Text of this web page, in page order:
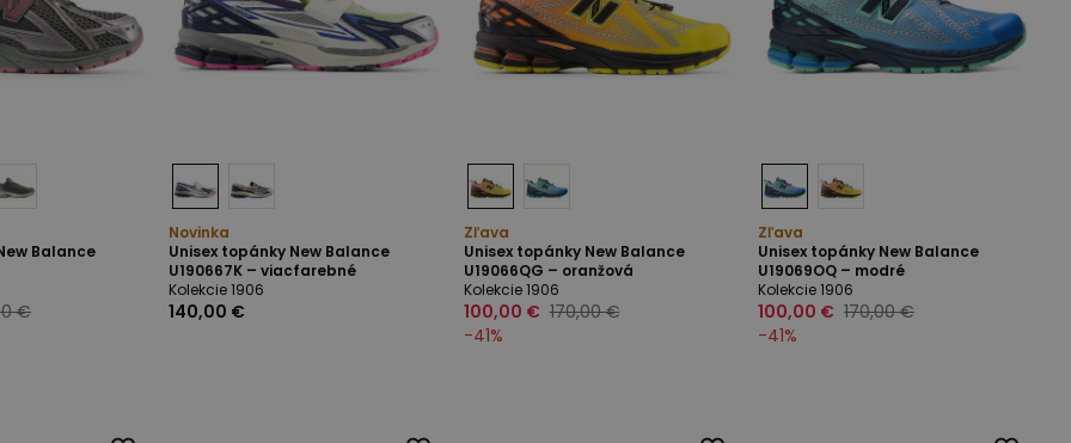
Balance
€
Novinka
Unisex topánky New Balance
U190667K – viacfarebné
Kolekcie 1906
140,00 €
Zľava
Unisex topánky New Balance
U19066QG – oranžová
Kolekcie 1906
100,00 € 170,00 €
-41%
Zľava
Unisex topánky New Balance
U19069OQ – modré
Kolekcie 1906
100,00 € 170,00 €
-41%